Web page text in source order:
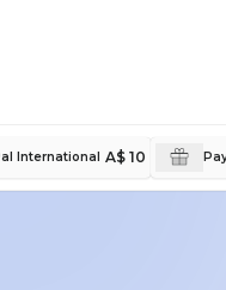
International A$ 10